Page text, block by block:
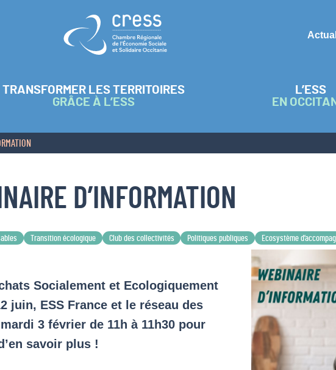
Retour à l'accueil
TRANSFORMER LES TERRITOIRES
GRÂCE À L’ESS
L’ESS
EN
D’INFORMATION
Transition écologique Club des collectivités Politiques publiques Ecosystème
Socialement et Ecologiquement
juin, ESS France et le réseau des
3 février de 11h à 11h30 pour
savoir plus !